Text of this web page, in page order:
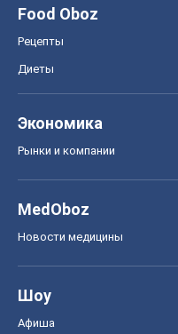
Food Oboz
Рецепты
Диеты
Экономика
Рынки и компании
MedOboz
Новости медицины
Шоу
Афиша